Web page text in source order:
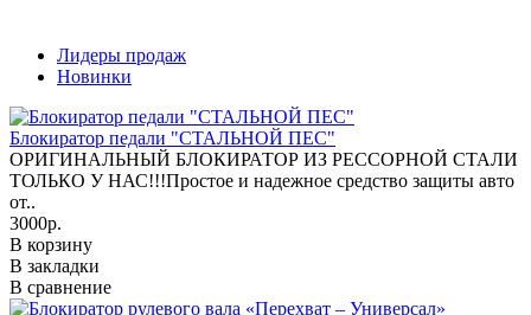
Лидеры продаж
Новинки
Блокиратор педали "СТАЛЬНОЙ ПЕС"
ОРИГИНАЛЬНЫЙ БЛОКИРАТОР ИЗ РЕССОРНОЙ СТАЛИ
ТОЛЬКО У НАС!!!Простое и надежное средство защиты авто
от..
3000р.
В корзину
В закладки
В сравнение